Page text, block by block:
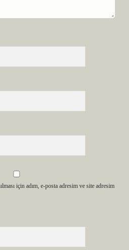
için adım, e-posta adresim ve site adresim